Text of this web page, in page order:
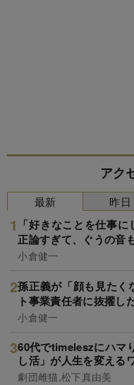
アク
最新
「好きなことを仕事
正論すぎて、ぐうの音
小倉健一
孫正義が「顔も見たく
ト事業責任者に抜擢し
小倉健一
60代でtimeleszにハマ
し活」が人生を変える
劇団雌猫,松下真由美
昨日